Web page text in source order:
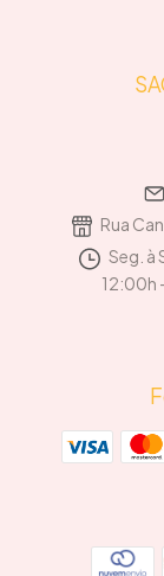
Rua
Seg. à
12:00h